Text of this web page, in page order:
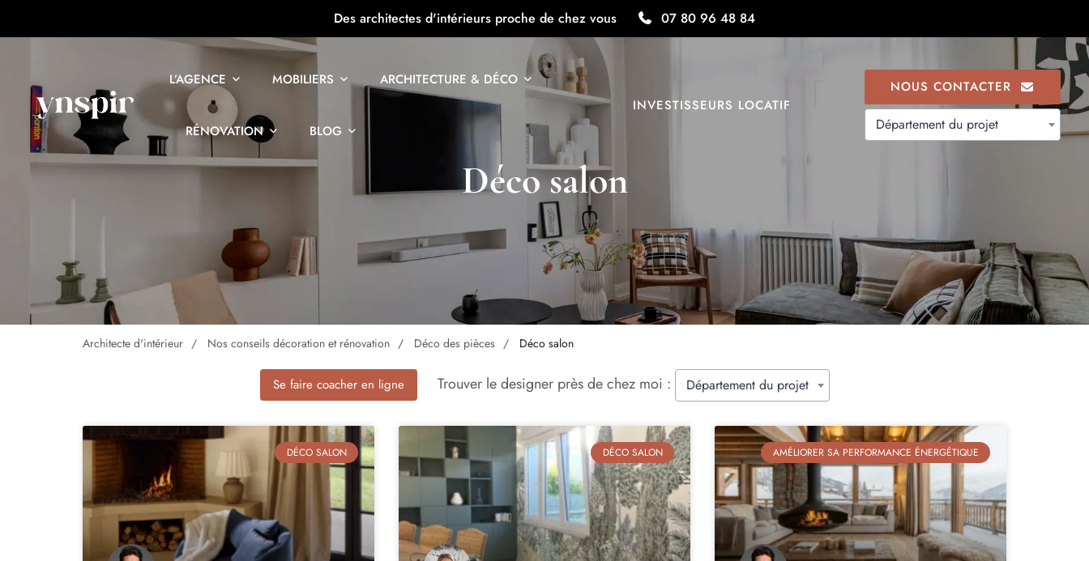
Des architectes d'intérieurs proche de chez vous 07 80 96 48 84
L’AGENCE MOBILIERS ARCHITECTURE & DÉCO
RÉNOVATION BLOG
INVESTISSEURS LOCATIF
NOUS CONTACTER
Département du projet
Déco salon
Architecte d'intérieur Nos conseils décoration et rénovation Déco des pièces Déco salon
Se faire coacher en ligne Trouver le designer près de chez moi : Département du projet
DÉCO SALON DÉCO SALON AMÉLIORER SA PERFORMANCE ÉNERGÉTIQUE